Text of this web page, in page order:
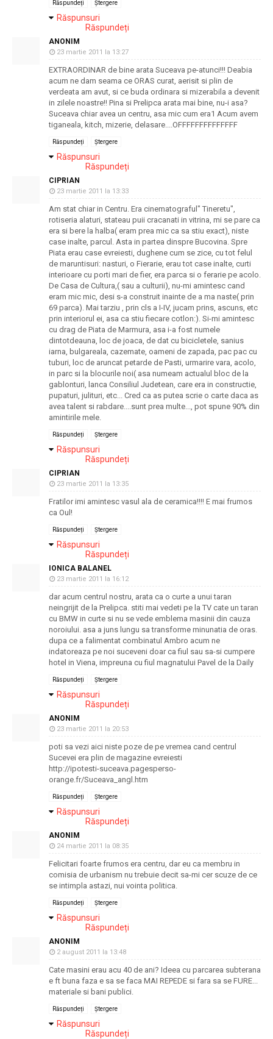
Răspundeți Ștergere
Răspunsuri
Răspundeți
ANONIM
23 martie 2011 la 13:27
EXTRAORDINAR de bine arata Suceava pe-atunci!!! Deabia
acum ne dam seama ce ORAS curat, aerisit si plin de
verdeata am avut, si ce buda ordinara si mizerabila a devenit
in zilele noastre!! Pina si Prelipca arata mai bine, nu-i asa?
Suceava chiar avea un centru, asa mic cum era1 Acum avem
tiganeala, kitch, mizerie, delasare....OFFFFFFFFFFFFFF
Răspundeți Ștergere
Răspunsuri
Răspundeți
CIPRIAN
23 martie 2011 la 13:33
Am stat chiar in Centru. Era cinematograful" Tineretu",
rotiseria alaturi, stateau puii cracanati in vitrina, mi se pare ca
era si bere la halba( eram prea mic ca sa stiu exact), niste
case inalte, parcul. Asta in partea dinspre Bucovina. Spre
Piata erau case evreiesti, dughene cum se zice, cu tot felul
de maruntisuri: nasturi, o Fierarie, erau tot case inalte, curti
interioare cu porti mari de fier, era parca si o ferarie pe acolo.
De Casa de Cultura,( sau a culturii), nu-mi amintesc cand
eram mic mic, desi s-a construit inainte de a ma naste( prin
69 parca). Mai tarziu , prin cls a I-IV, jucam prins, ascuns, etc
prin interiorul ei, asa ca stiu fiecare cotlon:). Si-mi amintesc
cu drag de Piata de Marmura, asa i-a fost numele
dintotdeauna, loc de joaca, de dat cu bicicletele, sanius
iarna, bulgareala, cazemate, oameni de zapada, pac pac cu
tuburi, loc de aruncat petarde de Pasti, urmarire vara, acolo,
in parc si la blocurile noi( asa numeam actualul bloc de la
gablonturi, lanca Consiliul Judetean, care era in constructie,
pupaturi, julituri, etc... Cred ca as putea scrie o carte daca as
avea talent si rabdare....sunt prea multe..., pot spune 90% din
amintirile mele.
Răspundeți Ștergere
Răspunsuri
Răspundeți
CIPRIAN
23 martie 2011 la 13:35
Fratilor imi amintesc vasul ala de ceramica!!!! E mai frumos
ca Oul!
Răspundeți Ștergere
Răspunsuri
Răspundeți
IONICA BALANEL
23 martie 2011 la 16:12
dar acum centrul nostru, arata ca o curte a unui taran
neingrijit de la Prelipca. stiti mai vedeti pe la TV cate un taran
cu BMW in curte si nu se vede emblema masinii din cauza
noroiului. asa a juns lungu sa transforme minunatia de oras.
dupa ce a falimentat combinatul Ambro acum ne
indatoreaza pe noi suceveni doar ca fiul sau sa-si cumpere
hotel in Viena, impreuna cu fiul magnatului Pavel de la Daily
Răspundeți Ștergere
Răspunsuri
Răspundeți
ANONIM
23 martie 2011 la 20:53
poti sa vezi aici niste poze de pe vremea cand centrul
Sucevei era plin de magazine evreiesti
http://ipotesti-suceava.pagesperso-
orange.fr/Suceava_angl.htm
Răspundeți Ștergere
Răspunsuri
Răspundeți
ANONIM
24 martie 2011 la 08:35
Felicitari foarte frumos era centru, dar eu ca membru in
comisia de urbanism nu trebuie decit sa-mi cer scuze de ce
se intimpla astazi, nui vointa politica.
Răspundeți Ștergere
Răspunsuri
Răspundeți
ANONIM
2 august 2011 la 13:48
Cate masini erau acu 40 de ani? Ideea cu parcarea subterana
e ft buna faza e sa se faca MAI REPEDE si fara sa se FURE...
materiale si bani publici.
Răspundeți Ștergere
Răspunsuri
Răspundeți